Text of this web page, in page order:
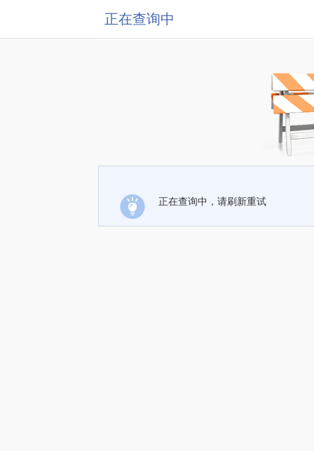
正在查询中
正在查询中，请刷新重试